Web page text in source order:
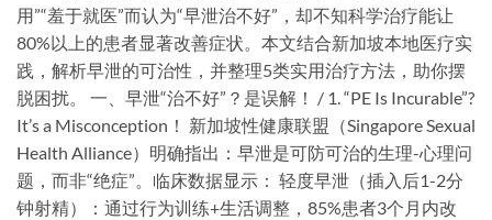
用”“羞于就医”而认为“早泄治不好”，却不知科学治疗能让
80%以上的患者显著改善症状。本文结合新加坡本地医疗实
践，解析早泄的可治性，并整理5类实用治疗方法，助你摆
脱困扰。 一、早泄“治不好”？是误解！ / 1. “PE Is Incurable”?
It’s a Misconception！ 新加坡性健康联盟（Singapore Sexual
Health Alliance）明确指出：​早泄是可防可治的生理-心理问
题，而非“绝症”​。临床数据显示： 轻度早泄（插入后1-2分
钟射精）：通过行为训练+生活调整，85%患者3个月内改